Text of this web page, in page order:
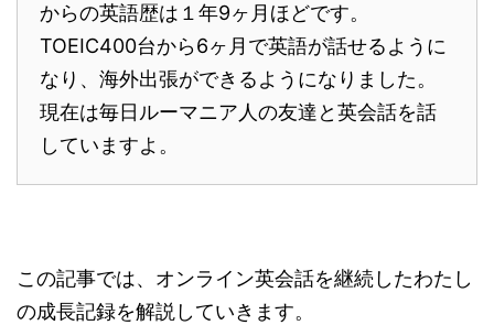
からの英語歴は１年9ヶ月ほどです。
TOEIC400台から6ヶ月で英語が話せるように
なり、海外出張ができるようになりました。
現在は毎日ルーマニア人の友達と英会話を話
していますよ。
この記事では、オンライン英会話を継続したわたし
の成長記録を解説していきます。